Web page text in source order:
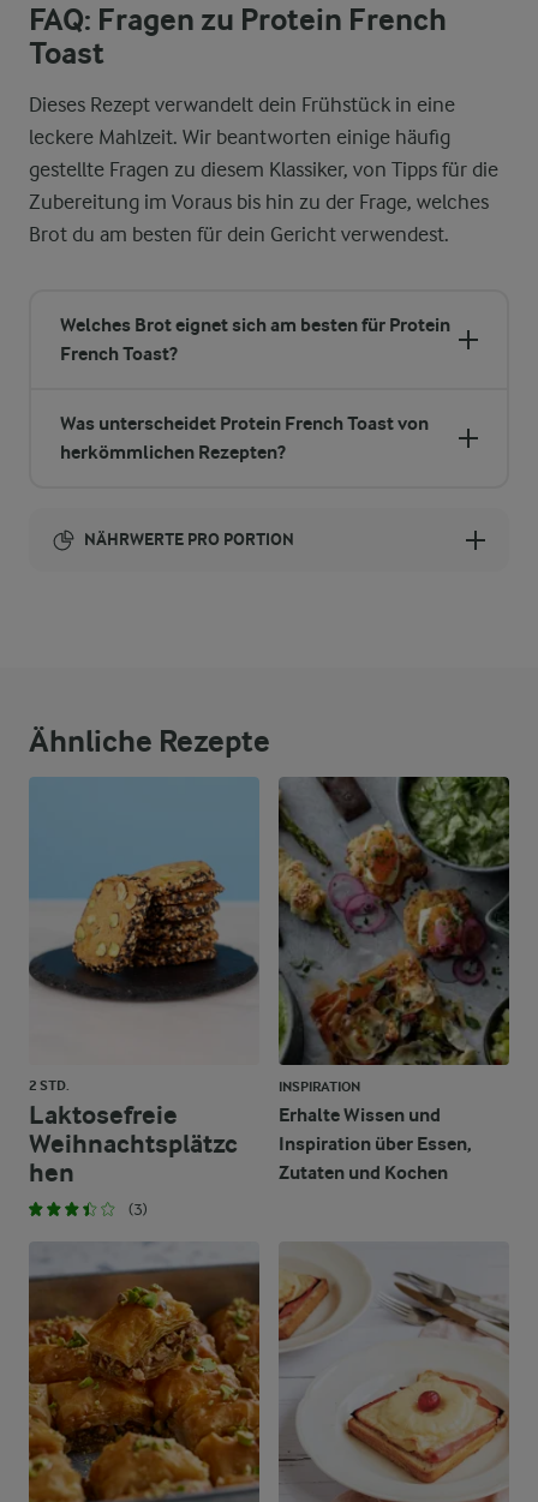
FAQ: Fragen zu Protein French
Toast
Dieses Rezept verwandelt dein Frühstück in eine
leckere Mahlzeit. Wir beantworten einige häufig
gestellte Fragen zu diesem Klassiker, von Tipps für die
Zubereitung im Voraus bis hin zu der Frage, welches
Brot du am besten für dein Gericht verwendest.
Welches Brot eignet sich am besten für Protein
French Toast?
Was unterscheidet Protein French Toast von
herkömmlichen Rezepten?
NÄHRWERTE PRO PORTION
Ballaststoffe
11,6 g
Kohlenhydrate
75 g
Ähnliche Rezepte
2 STD.
Laktosefreie
Weihnachtsplätzc
hen
(3)
INSPIRATION
Erhalte Wissen und
Inspiration über Essen,
Zutaten und Kochen